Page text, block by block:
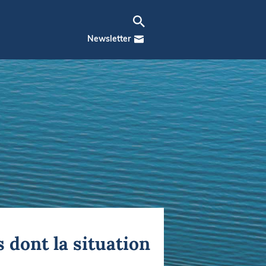
Newsletter
dont la situation